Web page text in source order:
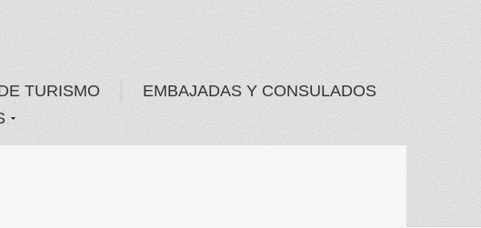
TURISMO
EMBAJADAS Y CONSULADOS